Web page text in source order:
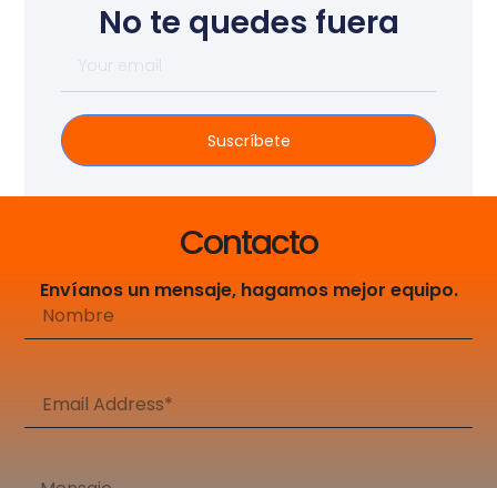
No te quedes fuera
Suscríbete
Contacto
Envíanos un mensaje, hagamos mejor equipo.